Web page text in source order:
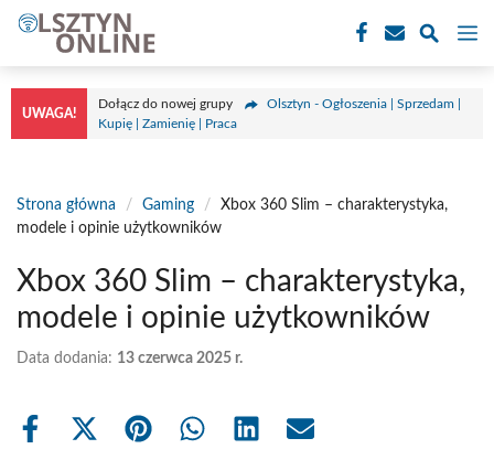
Przejdź
treści
UWAGA!
Dołącz do nowej grupy
Olsztyn - Ogłoszenia | Sprzedam |
Kupię | Zamienię | Praca
Strona główna / Gaming /
Xbox 360 Slim – charakterystyka,
modele i opinie użytkowników
Xbox 360 Slim – charakterystyka,
modele i opinie użytkowników
Data dodania: 13 czerwca 2025 r.
Share
Share Share Share Share Share